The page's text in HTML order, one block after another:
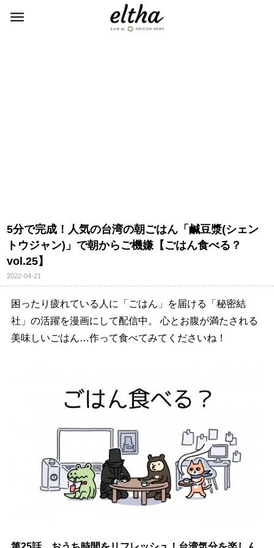
5分で完成！人気の台湾の朝ごはん「鹹豆漿(シェン
トウジャン)」で朝からご機嫌【ごはん食べる？
vol.25】
2022-04-21
困ったり疲れている人に「ごはん」を届ける「秘密結
社」の活躍を漫画にして配信中。 心とお腹が満たされる
美味しいごはん…作って食べてみてくださいね！